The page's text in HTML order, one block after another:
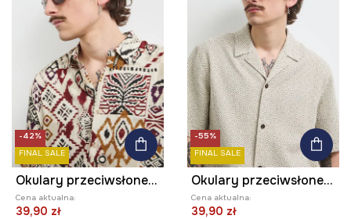
-42%
FINAL SALE
Okulary przeciwsłoneczne pilotki męskie
Cena aktualna:
39,90 zł
-55%
FINAL SALE
Okulary przeciwsłoneczne męskie
Cena aktualna:
39,90 zł